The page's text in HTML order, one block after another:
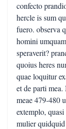
confecto
hercle is sum
fuero. observa
homini
speraverit?
quoius heres
quae loquitur
et de parti
meae 479-480
extemplo,
mulier